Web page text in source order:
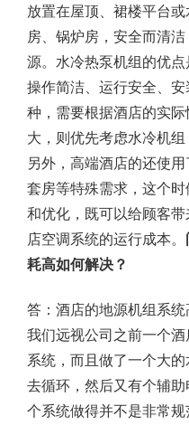
放置在屋顶、裙楼平台
房、锅炉房，安全而清
源。水冷热泵机组的优点
操作简洁、运行安全、
种，需要根据酒店的实
大，则优先考虑水冷机组
另外，高端酒店的还使
套房等特殊需求，这个
和优化，既可以给顾客
店空调系统的运行成本。
耗高如何解决？
答：酒店的地源机组系
我们远视公司之前一个
系统，而且做了一个大
去循环，然后又有个辅
个系统做得并不是非常